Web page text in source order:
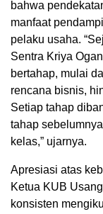
bahwa
manfaat
pelaku usaha.
Sentra Kriya
bertahap, mulai
rencana bisnis,
Setiap tahap
tahap
kelas,” ujarnya.
Apresiasi atas
Ketua KUB
konsisten